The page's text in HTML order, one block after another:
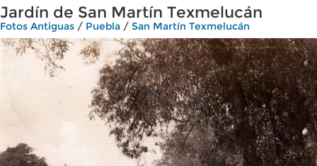
Jardín de San Martín Texmelucán
Fotos Antiguas / Puebla / San Martín Texmelucán